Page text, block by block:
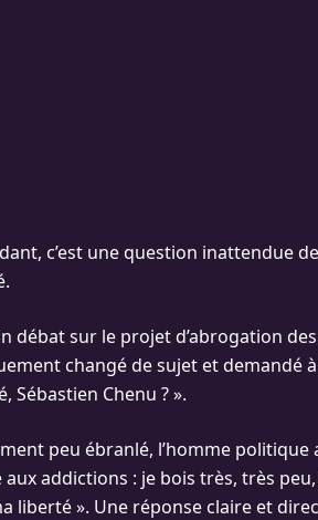
c’est une question inattendue
débat sur le projet d’abrogation
changé de sujet et demandé
Sébastien Chenu ? ».
peu ébranlé, l’homme
aux addictions : je bois très, très
liberté ». Une réponse claire et